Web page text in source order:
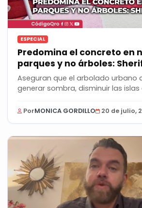
ESPECIAL
Predomina el concreto en
parques y no árboles:
Aseguran que el arbolado urbano
generar sombra, disminuir las islas
PorMONICA GORDILLO 20 de julio,